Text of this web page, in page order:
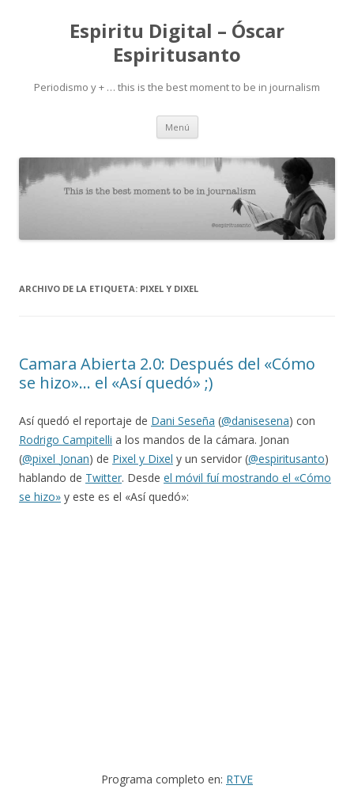
Espiritu Digital – Óscar
Espiritusanto
Periodismo y + … this is the best moment to be in journalism
Menú Ir
contenido
ARCHIVO DE LA ETIQUETA: PIXEL Y DIXEL
Camara Abierta 2.0: Después del «Cómo
se hizo»… el «Así quedó» ;)
Así quedó el reportaje de Dani Seseña (@danisesena) con
Rodrigo Campitelli a los mandos de la cámara. Jonan
(@pixel_Jonan) de Pixel y Dixel y un servidor (@espiritusanto)
hablando de Twitter. Desde el móvil fuí mostrando el «Cómo
se hizo» y este es el «Así quedó»:
Programa completo en: RTVE